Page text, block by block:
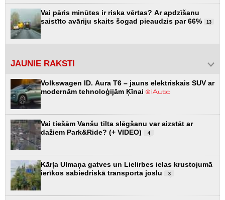
Vai pāris minūtes ir riska vērtas? Ar apdzīšanu
saistīto avāriju skaits šogad pieaudzis par 66%
13
JAUNIE RAKSTI
Volkswagen ID. Aura T6 – jauns elektriskais SUV ar
modernām tehnoloģijām Ķīnai
Vai tiešām Vanšu tilta slēgšanu var aizstāt ar
dažiem Park&Ride? (+ VIDEO)
4
Kārļa Ulmaņa gatves un Lielirbes ielas krustojumā
ierīkos sabiedriskā transporta joslu
3